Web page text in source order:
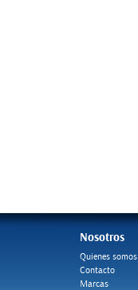
Nosotros
Quienes somos
Contacto
Marcas